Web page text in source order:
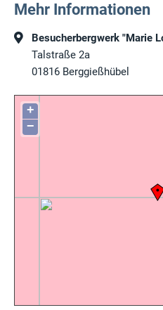
Mehr Informationen
Besucherbergwerk "Marie
Talstraße 2a
01816 Berggießhübel
+
−